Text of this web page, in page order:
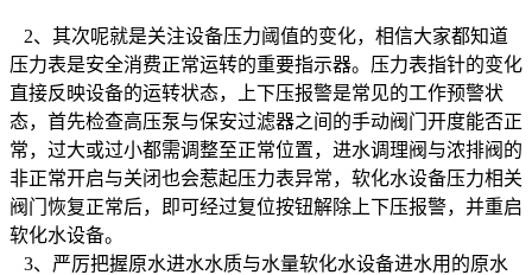
2、其次呢就是关注设备压力阈值的变化，相信大家都知道
压力表是安全消费正常运转的重要指示器。压力表指针的变化
直接反映设备的运转状态，上下压报警是常见的工作预警状
态，首先检查高压泵与保安过滤器之间的手动阀门开度能否正
常，过大或过小都需调整至正常位置，进水调理阀与浓排阀的
非正常开启与关闭也会惹起压力表异常，软化水设备压力相关
阀门恢复正常后，即可经过复位按钮解除上下压报警，并重启
软化水设备。
3、严厉把握原水进水水质与水量软化水设备进水用的原水